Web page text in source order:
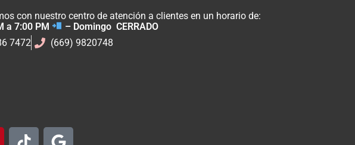
con nuestro centro de atención a clientes en un horario de:
a 7:00 PM
– Domingo CERRADO
7472
(669) 9820748